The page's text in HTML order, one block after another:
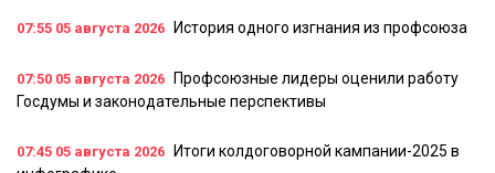
07:55 05 августа 2026 История одного изгнания из профсоюза
07:50 05 августа 2026
Профсоюзные лидеры оценили работу
Госдумы и законодательные перспективы
07:45 05 августа 2026
Итоги колдоговорной кампании-2025 в